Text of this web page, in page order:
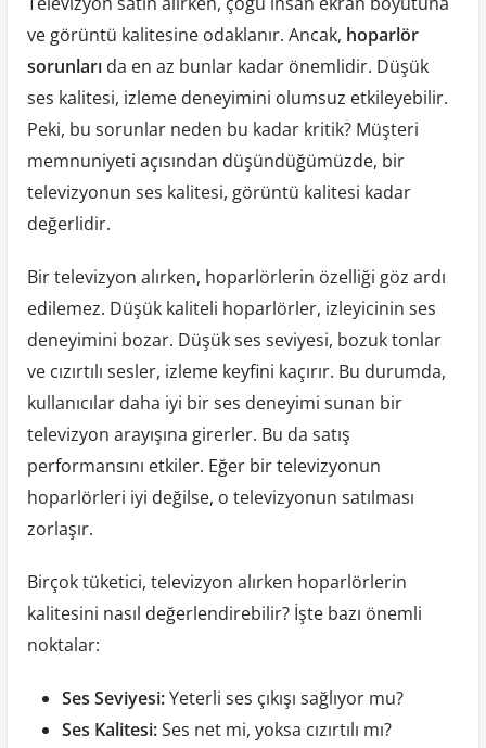
ve görüntü kalitesine odaklanır. Ancak, hoparlör
sorunlarıda en az bunlar kadar önemlidir. Düşük
ses kalitesi, izleme deneyimini olumsuz etkileyebilir.
Peki, bu sorunlar neden bu kadar kritik? Müşteri
memnuniyeti açısından düşündüğümüzde, bir
televizyonun ses kalitesi, görüntü kalitesi kadar
değerlidir.
Bir televizyon alırken, hoparlörlerin özelliği göz ardı
edilemez. Düşük kaliteli hoparlörler, izleyicinin ses
deneyimini bozar. Düşük ses seviyesi, bozuk tonlar
ve cızırtılı sesler, izleme keyfini kaçırır. Bu durumda,
kullanıcılar daha iyi bir ses deneyimi sunan bir
televizyon arayışına girerler. Bu da satış
performansını etkiler. Eğer bir televizyonun
hoparlörleri iyi değilse, o televizyonun satılması
zorlaşır.
Birçok tüketici, televizyon alırken hoparlörlerin
kalitesini nasıl değerlendirebilir? İşte bazı önemli
noktalar:
Ses Seviyesi:Yeterli ses çıkışı sağlıyor mu?
Ses Kalitesi:Ses net mi, yoksa cızırtılı mı?